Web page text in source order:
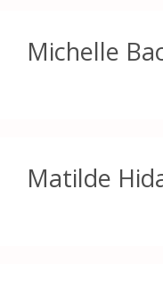
Michelle
Matilde